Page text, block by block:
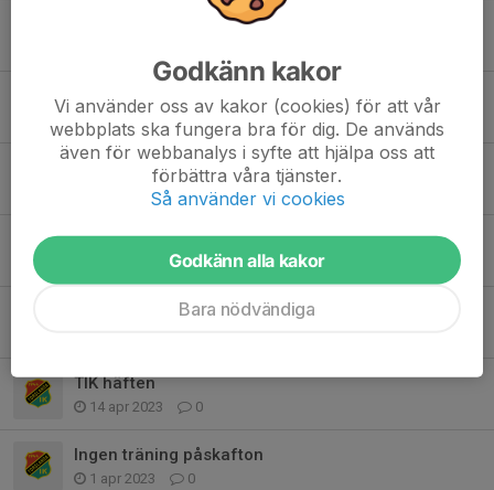
Information, Tack, och Föräldrastöd
15 maj 2023
Tisdagsträningar
29 apr 2023
Information om swish för TIK häften
0
Maskotar till damlaget söndag!
TIK häften
14 apr 2023 0
Ingen träning påskafton
1 apr 2023 0
Godkänn kakor
Vi använder oss av kakor (cookies) för att vår
webbplats ska fungera bra för dig. De används
även för webbanalys i syfte att hjälpa oss att
förbättra våra tjänster.
Så använder vi cookies
Godkänn alla kakor
Bara nödvändiga